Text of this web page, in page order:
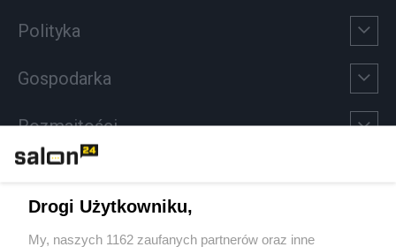
Polityka
Gospodarka
Rozmaitości
Sport
Drogi Użytkowniku,
My, naszych 1162 zaufanych partnerów oraz inne